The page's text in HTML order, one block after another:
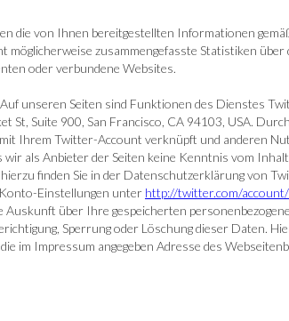
die von Ihnen bereitgestellten Informationen
zusammengefasste Statistiken
oder verbundene Websites.
Auf unseren Seiten sind Funktionen des Dienstes
St, Suite 900, San Francisco, CA 94103, USA.
Ihrem Twitter-Account verknüpft und anderen
als Anbieter der Seiten keine Kenntnis vom
finden Sie in der Datenschutzerklärung von
Einstellungen unter http://twitter.com/
Auskunft über Ihre gespeicherten
Sperrung oder Löschung dieser Daten.
im Impressum angegeben Adresse des